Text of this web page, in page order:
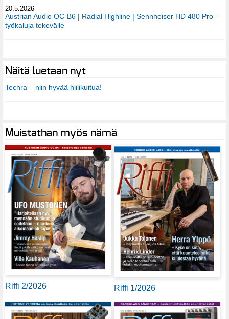
20.5.2026
Austrian Audio OC-B6 | Radial Highline | Sennheiser HD 480 Pro –
työkaluja tekevälle
Näitä luetaan nyt
Techra – niin hyvää hiilikuitua!
Muistathan myös nämä
Riffi 2/2026 Riffi 1/2026